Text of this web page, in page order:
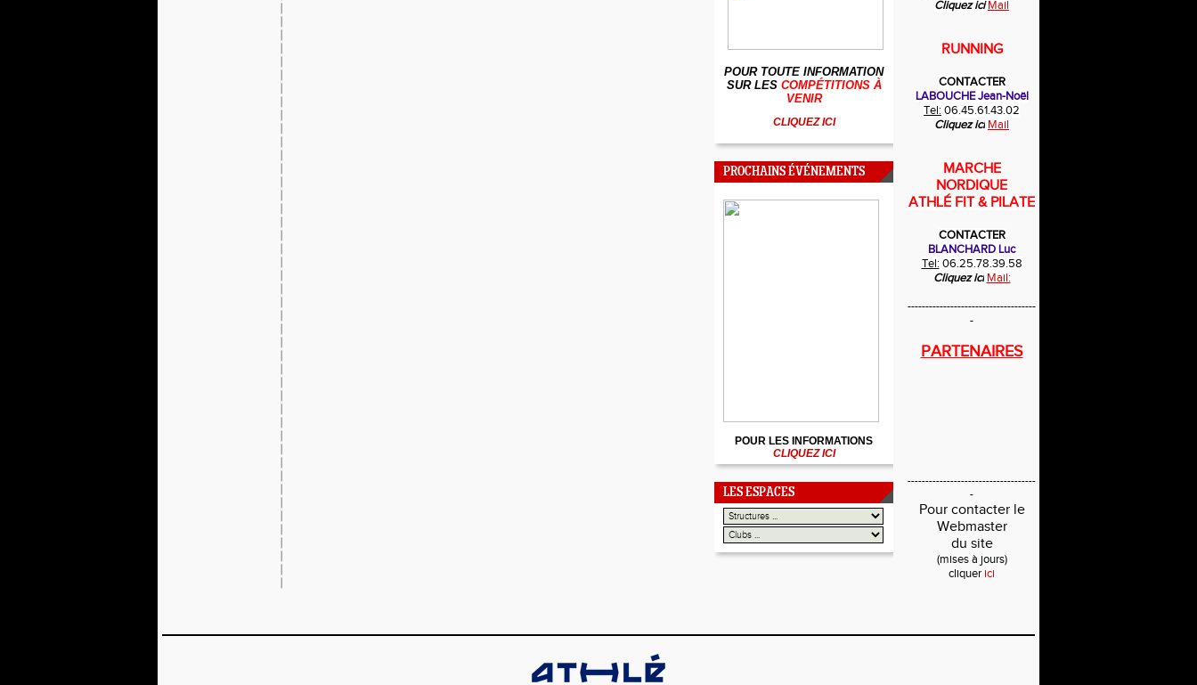
POUR TOUTE INFORMATION
SUR LES COMPÉTITIONS À
VENIR
CLIQUEZ ICI
PROCHAINS ÉVÉNEMENTS
POUR LES INFORMATIONS
CLIQUEZ ICI
LES ESPACES
Cliquez ici Mail
RUNNING
CONTACTER
LABOUCHE Jean-Noël
Tel: 06.45.61.43.02
Cliquez ici Mail
MARCHE
NORDIQUE
ATHLÉ FIT & PILATE
CONTACTER
BLANCHARD Luc
Tel: 06.25.78.39.58
Cliquez ici Mail:
------------------------------------
-
PARTENAIRES
------------------------------------
-
Pour contacter le
Webmaster
du site
(mises à jours)
cliquer ici